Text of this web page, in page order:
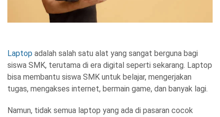
Laptop adalah salah satu alat yang sangat berguna bagi
siswa SMK, terutama di era digital seperti sekarang. Laptop
bisa membantu siswa SMK untuk belajar, mengerjakan
tugas, mengakses internet, bermain game, dan banyak lagi.
Namun, tidak semua laptop yang ada di pasaran cocok